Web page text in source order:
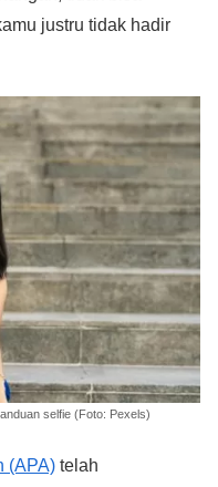
justru tidak hadir
selfie (Foto: Pexels)
(APA) telah